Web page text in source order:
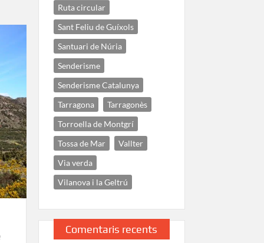
Ruta circular
Sant Feliu de Guíxols
Santuari de Núria
Senderisme
Senderisme Catalunya
Tarragona
Tarragonès
Torroella de Montgrí
Tossa de Mar
Vallter
Via verda
Vilanova i la Geltrú
Comentaris recents